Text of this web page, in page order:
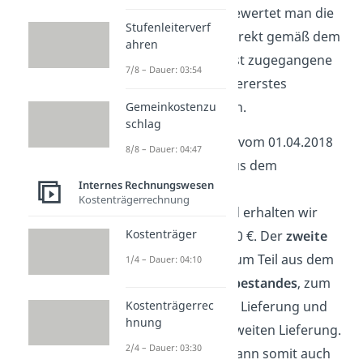
dieser Methode bewertet man die
Abgänge immer direkt gemäß dem
Prinzip, dass zuerst zugegangene
Waren auch als allererstes
verbraucht werden.
Dererste Abgang
vom 01.04.2018
stammt folglich aus dem
Anfangsbestand
Dementsprechend erhalten wir
einen Wert von 220 €. Derzweite
Abgangstammt zum Teil aus dem
Rest des Anfangsbestandes, zum
Teil aus der ersten Lieferung und
zum Teil aus der zweiten Lieferung.
DerEndbestand
kann somit auch
Stufenleiterverf
ahren
7/8 – Dauer: 03:54
Gemeinkostenzu
schlag
8/8 – Dauer: 04:47
Internes Rechnungswesen
Kostenträgerrechnung
Kostenträger
1/4 – Dauer: 04:10
Kostenträgerrec
hnung
2/4 – Dauer: 03:30